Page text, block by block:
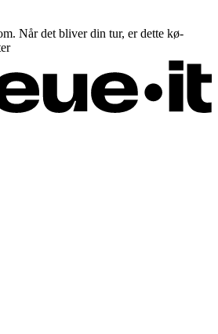
Når det bliver din tur, er dette kø-